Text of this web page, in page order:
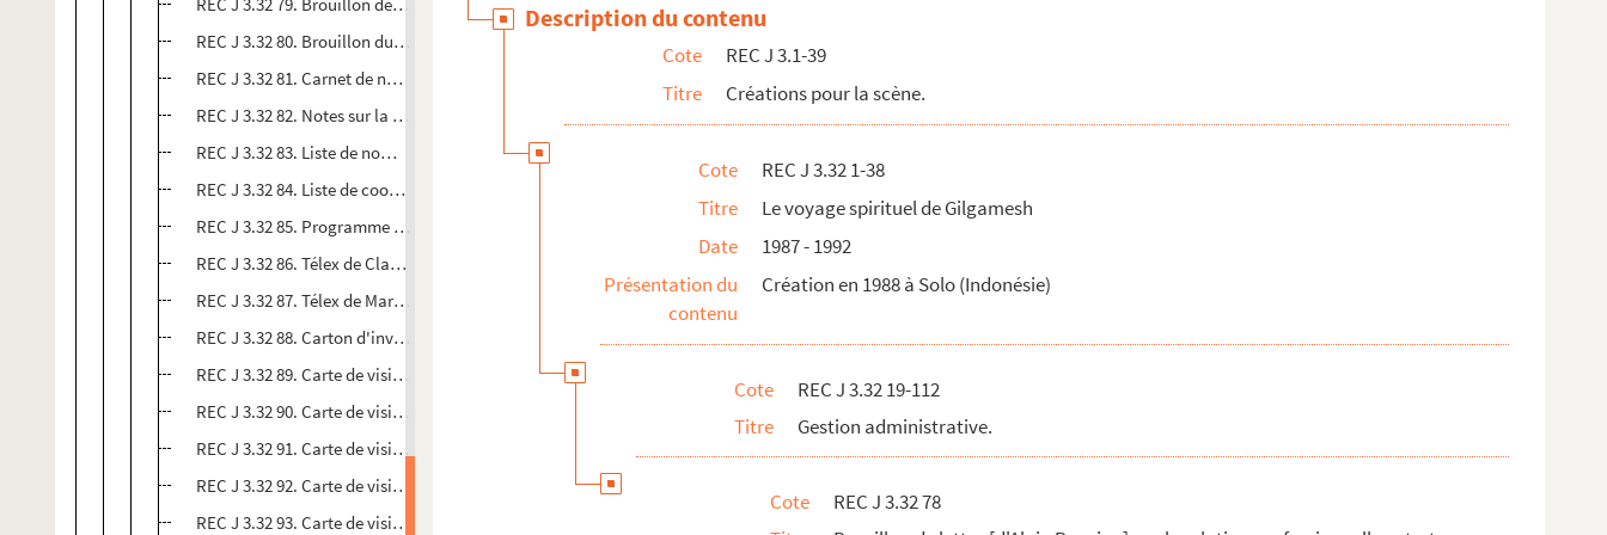
REC J 3.32 80. Brouillon du certificat de travail de Maria Dolora Liestijawati, s.d.
REC J 3.32 81. Carnet de notes de traduction français indonésien., s.d.
REC J 3.32 82. Notes sur la composition de troupes indonésiennes, s.d.
REC J 3.32 83. Liste de noms de dalang et de musiciens, s.d.
REC J 3.32 84. Liste de coordonnées de musiciens indonésiens, s.d.
REC J 3.32 85. Programme d'Alain Recoing à Jakarta du 16 au 20 mai 1987, s.d.
REC J 3.32 86. Télex de Claude-Olivier Stern à Alain Recoing
REC J 3.32 87. Télex de Maryse Le Bris à Alain Recoing
REC J 3.32 88. Carton d'invitation d'Alain Recoing pour un diner le 20 mai 1987 à l'ambassade de France de Malaisie...
REC J 3.32 89. Carte de visite du marionnettiste Claude Pomme, s.d.
REC J 3.32 90. Carte de visite d'A. Aziz Deraman ministre de la culture en Malaisie, s.d.
REC J 3.32 91. Carte de visite de Ng Yew Kang directeur des affaires culturelles et des relations publiques au mini...
REC J 3.32 92. Carte de visite de Kosim Saini membre de l'Akademi Seni Kaarawitan Indonesia (ASKI), s.d.
REC J 3.32 93. Carte de visite de Doyo Prawito artiste-peintre, s.d.
Description du contenu
Cote
REC J 3.1-39
Titre
Créations pour la scène.
Cote
REC J 3.32 1-38
Titre
Le voyage spirituel de Gilgamesh
Date
1987 - 1992
Présentation du
contenu
Création en 1988 à Solo (Indonésie)
Cote
REC J 3.32 19-112
Titre
Gestion administrative.
Cote
REC J 3.32 78